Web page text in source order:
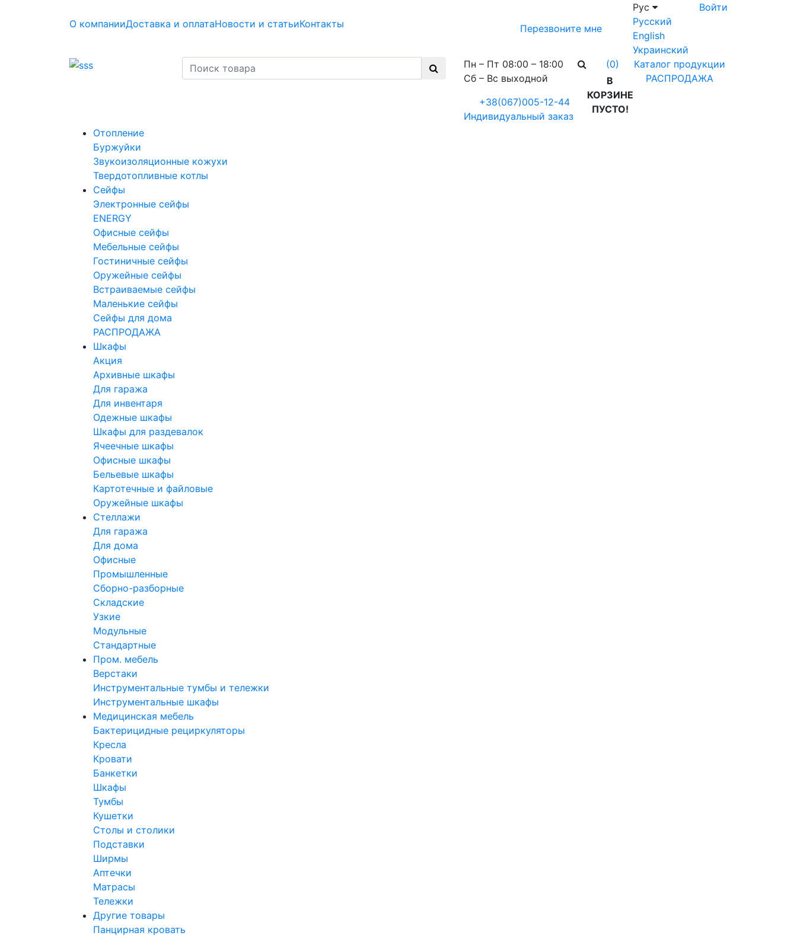
О компанииДоставка и оплатаНовости и статьиКонтакты Перезвоните мне
Рус
Русский
English
Украинский
Войти
Пн – Пт 08:00 – 18:00
Сб – Вс выходной
+38(067)005-12-44
Индивидуальный заказ
(0)
В
КОРЗИНЕ
ПУСТО!
Каталог продукции
РАСПРОДАЖА
Отопление
Буржуйки
Звукоизоляционные кожухи
Твердотопливные котлы
Сейфы
Электронные сейфы
ENERGY
Офисные сейфы
Мебельные сейфы
Гостиничные сейфы
Оружейные сейфы
Встраиваемые сейфы
Маленькие сейфы
Сейфы для дома
РАСПРОДАЖА
Шкафы
Акция
Архивные шкафы
Для гаража
Для инвентаря
Одежные шкафы
Шкафы для раздевалок
Ячеечные шкафы
Офисные шкафы
Бельевые шкафы
Картотечные и файловые
Оружейные шкафы
Стеллажи
Для гаража
Для дома
Офисные
Промышленные
Сборно-разборные
Складские
Узкие
Модульные
Стандартные
Пром. мебель
Верстаки
Инструментальные тумбы и тележки
Инструментальные шкафы
Медицинская мебель
Бактерицидные рециркуляторы
Кресла
Кровати
Банкетки
Шкафы
Тумбы
Кушетки
Столы и столики
Подставки
Ширмы
Аптечки
Матрасы
Тележки
Другие товары
Панцирная кровать